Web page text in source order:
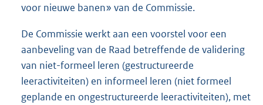
voor nieuwe banen» van de Commissie.
De Commissie werkt aan een voorstel voor een
aanbeveling van de Raad betreffende de validering
van niet-formeel leren (gestructureerde
leeractiviteiten) en informeel leren (niet formeel
geplande en ongestructureerde leeractiviteiten), met